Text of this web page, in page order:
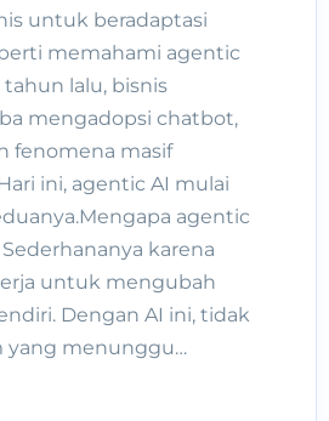
untuk beradaptasi
memahami agentic
tahun lalu, bisnis
mengadopsi chatbot,
fenomena masif
ini, agentic AI mulai
agentic
karena
untuk mengubah
Dengan AI ini, tidak
yang menunggu…